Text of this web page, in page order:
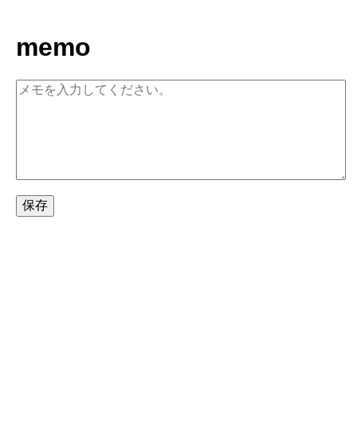
memo
保存